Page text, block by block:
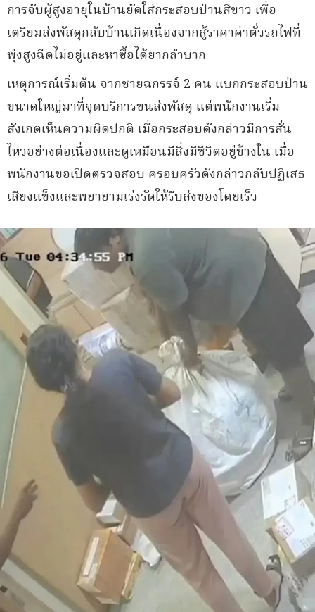
การจับผู้สูงอายุในบ้านยัดใส่กระสอบป่านสีขาว เพื่อ
เตรียมส่งพัสดุกลับบ้านเกิดเนื่องจากสู้ราคาค่าตั๋วรถไฟที่
พุ่งสูงฉีดไม่อยู่และหาซื้อได้ยากลำบาก
เหตุการณ์เริ่มต้น จากชายฉกรรจ์ 2 คน แบกกระสอบป่าน
ขนาดใหญ่มาที่จุดบริการขนส่งพัสดุ แต่พนักงานเริ่ม
สังเกตเห็นความผิดปกติ เมื่อกระสอบดังกล่าวมีการสั่น
ไหวอย่างต่อเนื่องและดูเหมือนมีสิ่งมีชีวิตอยู่ข้างใน เมื่อ
พนักงานขอเปิดตรวจสอบ ครอบครัวดังกล่าวกลับปฏิเสธ
เสียงแข็งและพยายามเร่งรัดให้รีบส่งของโดยเร็ว